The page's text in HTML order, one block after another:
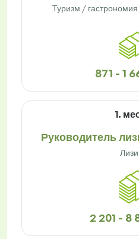
Туризм /
871 - 1
1.
Руководитель
2 201 - 8